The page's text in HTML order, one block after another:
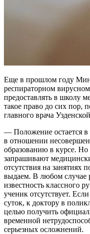
Еще в прошлом году
респираторном
предоставлять в школу
такое право до сих пор,
главного врача
— Положение остается в
в отношении
образованию в курсе.
запрашивают
отсутствия на занятиях
выдаем. В любом случае
известность классного
ученик отсутствует.
суток, к доктору в
целью получить
временной
серьезных осложнений.